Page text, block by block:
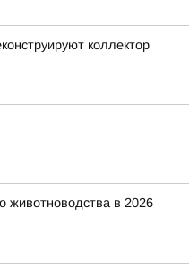
коллектор
животноводства в 2026